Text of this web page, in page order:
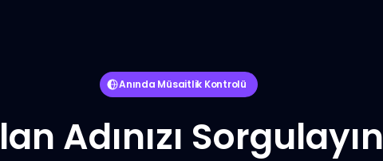
Anında Müsaitlik Kontrolü
Adınızı Sorgulayın